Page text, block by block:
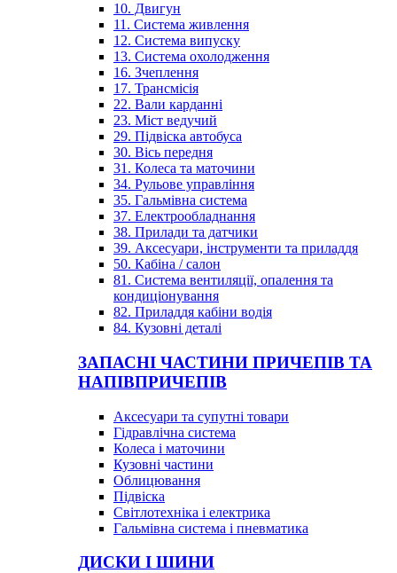
10. Двигун
11. Система живлення
12. Система випуску
13. Система охолодження
16. Зчеплення
17. Трансмісія
22. Вали карданні
23. Міст ведучий
29. Підвіска автобуса
30. Вісь передня
31. Колеса та маточини
34. Рульове управління
35. Гальмівна система
37. Електрообладнання
38. Прилади та датчики
39. Аксесуари, інструменти та приладдя
50. Кабіна / салон
81. Система вентиляції, опалення та
кондиціонування
82. Приладдя кабіни водія
84. Кузовні деталі
ЗАПАСНІ ЧАСТИНИ ПРИЧЕПІВ ТА
НАПІВПРИЧЕПІВ
Аксесуари та супутні товари
Гідравлічна система
Колеса і маточини
Кузовні частини
Облицювання
Підвіска
Світлотехніка і електрика
Гальмівна система і пневматика
ДИСКИ І ШИНИ